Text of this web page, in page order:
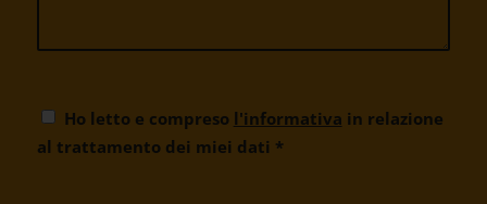
Ho letto e compreso l'informativain relazione
al trattamento dei miei dati *